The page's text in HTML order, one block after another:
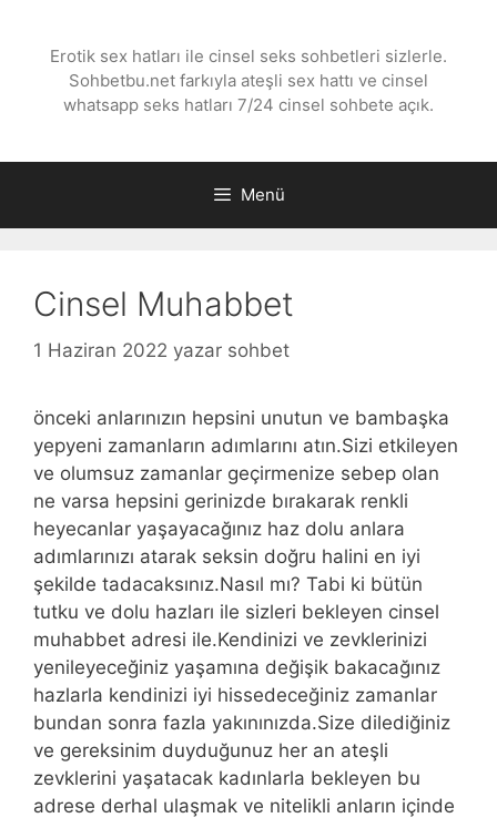
Erotik sex hatları ile cinsel seks sohbetleri sizlerle.
Sohbetbu.net farkıyla ateşli sex hattı ve cinsel
whatsapp seks hatları 7/24 cinsel sohbete açık.
Menü
Cinsel Muhabbet
1 Haziran 2022 yazar sohbet
önceki anlarınızın hepsini unutun ve bambaşka
yepyeni zamanların adımlarını atın.Sizi etkileyen
ve olumsuz zamanlar geçirmenize sebep olan
ne varsa hepsini gerinizde bırakarak renkli
heyecanlar yaşayacağınız haz dolu anlara
adımlarınızı atarak seksin doğru halini en iyi
şekilde tadacaksınız.Nasıl mı? Tabi ki bütün
tutku ve dolu hazları ile sizleri bekleyen cinsel
muhabbet adresi ile.Kendinizi ve zevklerinizi
yenileyeceğiniz yaşamına değişik bakacağınız
hazlarla kendinizi iyi hissedeceğiniz zamanlar
bundan sonra fazla yakınınızda.Size dilediğiniz
ve gereksinim duyduğunuz her an ateşli
zevklerini yaşatacak kadınlarla bekleyen bu
adrese derhal ulaşmak ve nitelikli anların içinde